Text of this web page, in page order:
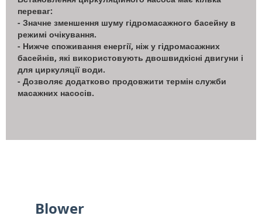
переваг:
- Значне зменшення шуму гідромасажного басейну в
режимі очікування.
- Нижче споживання енергії, ніж у гідромасажних
басейнів, які використовують двошвидкісні двигуни і
для циркуляції води.
- Дозволяє додатково продовжити термін служби
масажних насосів.
Blower